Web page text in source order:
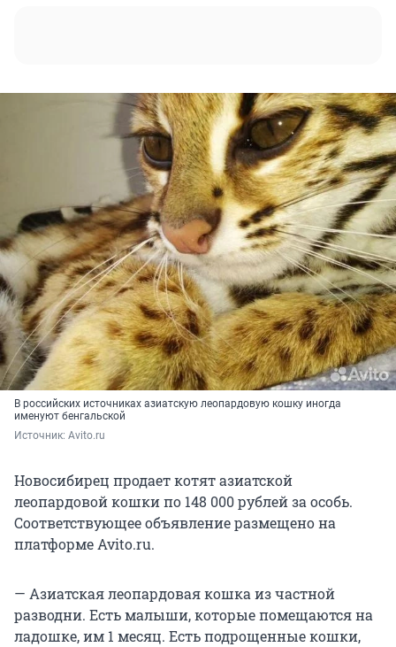
В российских источниках азиатскую леопардовую кошку иногда
именуют бенгальской
Источник: Avito.ru
Новосибирец продает котят азиатской
леопардовой кошки по 148 000 рублей за особь.
Соответствующее объявление размещено на
платформе Avito.ru.
— Азиатская леопардовая кошка из частной
разводни. Есть малыши, которые помещаются на
ладошке, им 1 месяц. Есть подрощенные кошки,